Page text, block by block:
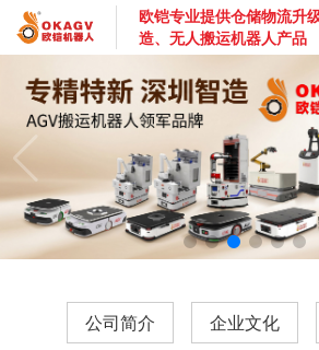
欧铠专业提供仓储物流升
造、无人搬运机器人产品
公司简介 企业文化